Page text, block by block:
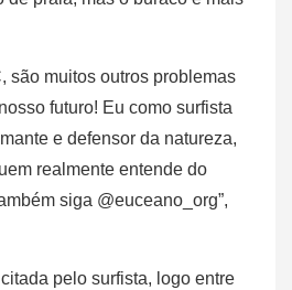
são muitos outros problemas
futuro! Eu como surfista
e defensor da natureza,
realmente entende do
siga @euceano_org”,
pelo surfista, logo entre